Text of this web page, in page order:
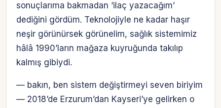
sonuçlarıma bakmadan ‘ilaç yazacağım’
dediğini gördüm. Teknolojiyle ne kadar haşır
neşir görünürsek görünelim, sağlık sistemimiz
hâlâ 1990’ların mağaza kuyruğunda takılıp
kalmış gibiydi.
— bakın, ben sistem değiştirmeyi seven biriyim
— 2018’de Erzurum’dan Kayseri’ye gelirken o